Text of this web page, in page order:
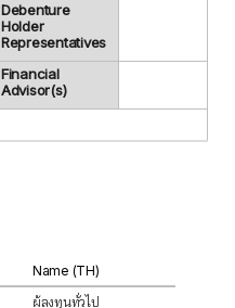
Debenture
Holder
Representatives
Financial
Advisor(s)
Name (TH)
ผู้ลงทุนทั่วไป